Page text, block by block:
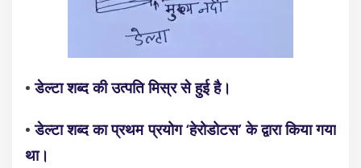
•डेल्टा शब्द की उत्पति मिस्र से हुई है।
•डेल्टा शब्द का प्रथम प्रयोग ‘हेरोडोटस’ के द्वारा किया गया
था।